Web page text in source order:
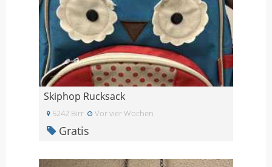
Skiphop Rucksack
5242 Birr Vor vier Wochen
Gratis